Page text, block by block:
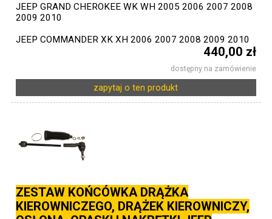
JEEP GRAND CHEROKEE WK WH 2005 2006 2007 2008
2009 2010
JEEP COMMANDER XK XH 2006 2007 2008 2009 2010
440,00 zł
dostępny na zamówienie
zapytaj o ten produkt
ZESTAW KOŃCÓWKA DRĄŻKA
KIEROWNICZEGO, DRĄŻEK KIEROWNICZY,